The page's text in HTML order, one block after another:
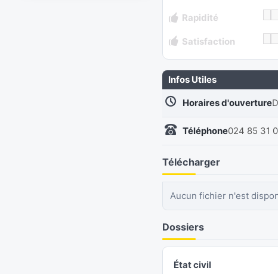
Rapidité
Satisfaction
Infos Utiles
Horaires d'ouverture
Téléphone024 85 31
Télécharger
Aucun fichier n'est
Dossiers
État civil